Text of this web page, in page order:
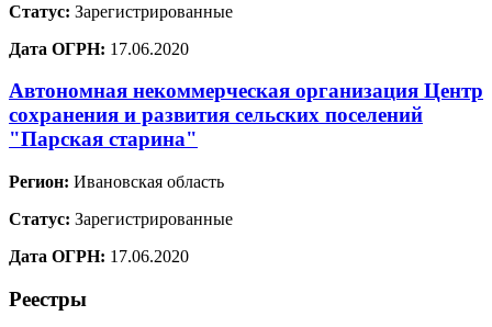
Статус: Зарегистрированные
Дата ОГРН: 17.06.2020
Автономная некоммерческая организация Центр
сохранения и развития сельских поселений
"Парская старина"
Регион: Ивановская область
Статус: Зарегистрированные
Дата ОГРН: 17.06.2020
Реестры